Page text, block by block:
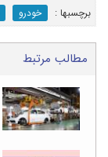
برچسب‎ها : خودرو
مطالب مرتبط